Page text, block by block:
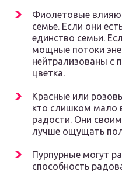
Фиолетовые
семье. Если они
единство семьи.
мощные потоки
нейтрализованы с
цветка.
Красные или
кто слишком мало
радости. Они
лучше ощущать
Пурпурные могут
способность